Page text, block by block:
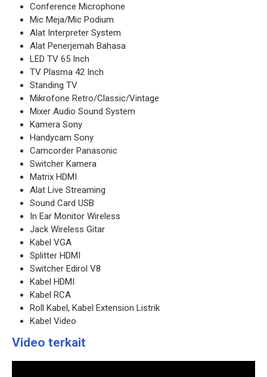
Conference Microphone
Mic Meja/Mic Podium
Alat Interpreter System
Alat Penerjemah Bahasa
LED TV 65 Inch
TV Plasma 42 Inch
Standing TV
Mikrofone Retro/Classic/Vintage
Mixer Audio Sound System
Kamera Sony
Handycam Sony
Camcorder Panasonic
Switcher Kamera
Matrix HDMI
Alat Live Streaming
Sound Card USB
In Ear Monitor Wireless
Jack Wireless Gitar
Kabel VGA
Splitter HDMI
Switcher Edirol V8
Kabel HDMI
Kabel RCA
Roll Kabel, Kabel Extension Listrik
Kabel Video
Video terkait